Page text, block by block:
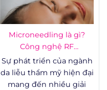
Microneedling là gì?
Công nghệ RF
Microneedling - vi kim
RF
Sự phát triển của ngành
da liễu thẩm mỹ hiện đại
mang đến nhiều giải